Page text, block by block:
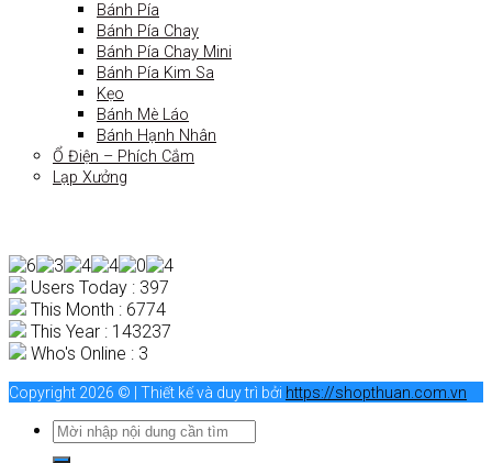
Bánh Pía
Bánh Pía Chay
Bánh Pía Chay Mini
Bánh Pía Kim Sa
Kẹo
Bánh Mè Láo
Bánh Hạnh Nhân
Ổ Điện – Phích Cắm
Lạp Xưởng
Users Today : 397
This Month : 6774
This Year : 143237
Who's Online : 3
Copyright 2026 © | Thiết kế và duy trì bởi https://shopthuan.com.vn